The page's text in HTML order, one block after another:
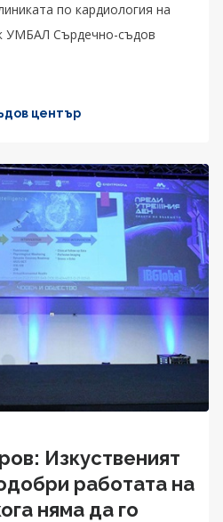
по кардиология на
УМБАЛ Сърдечно-съдов
център
Изкуственият
работата на
няма да го